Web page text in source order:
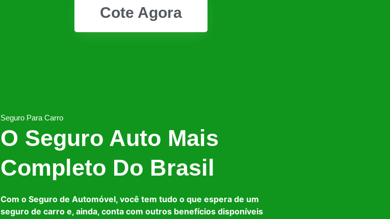
Cote Agora
Seguro Para Carro
O Seguro Auto Mais
Completo Do Brasil
Com o Seguro de Automóvel, você tem tudo o que espera de um
seguro de carro e, ainda, conta com outros benefícios disponíveis